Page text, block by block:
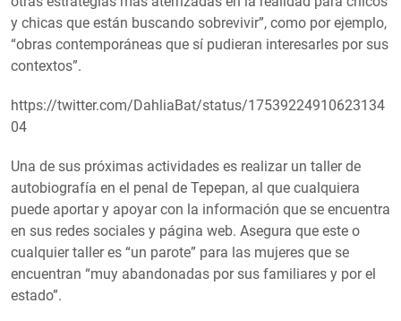
y chicas que están buscando sobrevivir”, como por ejemplo,
“obras contemporáneas que sí pudieran interesarles por sus
contextos”.
https://twitter.com/DahliaBat/status/17539224910623134
04
Una de sus próximas actividades es realizar un taller de
autobiografía en el penal de Tepepan, al que cualquiera
puede aportar y apoyar con la información que se encuentra
en sus redes sociales y página web. Asegura que este o
cualquier taller es “un parote” para las mujeres que se
encuentran “muy abandonadas por sus familiares y por el
estado”.